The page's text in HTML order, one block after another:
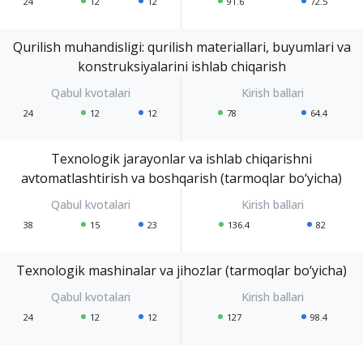
Qurilish muhandisligi: qurilish materiallari, buyumlari va
konstruksiyalarini ishlab chiqarish
24 12 12 78 64.4
Texnologik jarayonlar va ishlab chiqarishni
avtomatlashtirish va boshqarish (tarmoqlar bo‘yicha)
38 15 23 136.4 82
Texnologik mashinalar va jihozlar (tarmoqlar bo‘yicha)
24 12 12 127 98.4